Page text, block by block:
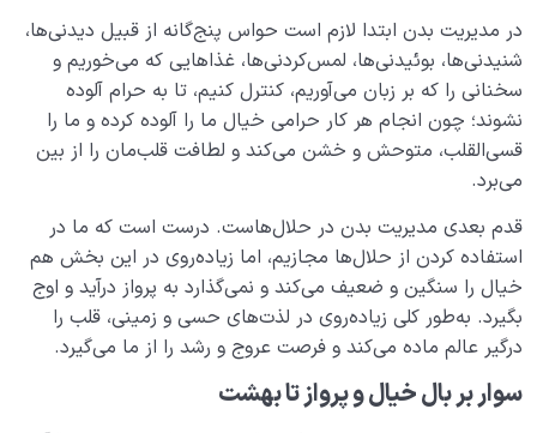
در مدیریت بدن ابتدا لازم است حواس پنج‌گانه از قبیل دیدنی‌ها،
شنیدنی‌ها، بوئیدنی‌ها، لمس‌کردنی‌ها، غذاهایی که می‌خوریم و
سخنانی را که بر زبان می‌آوریم، کنترل کنیم، تا به حرام آلوده
نشوند؛ چون انجام هر کار حرامی خیال ما را آلوده کرده و ما را
قسی‌القلب، متوحش و خشن می‌کند و لطافت قلب‌مان را از بین
می‌برد.
قدم بعدی مدیریت بدن در حلال‌هاست. درست است که ما در
استفاده کردن از حلال‌ها مجازیم، اما زیاده‌روی در این بخش هم
خیال را سنگین و ضعیف می‌کند و نمی‌گذارد به پرواز درآید و اوج
بگیرد. به‌طور کلی زیاده‌روی در لذت‌های حسی و زمینی، قلب را
درگیر عالم ماده می‌کند و فرصت عروج و رشد را از ما می‌گیرد.
سوار بر بال خیال و پرواز تا بهشت